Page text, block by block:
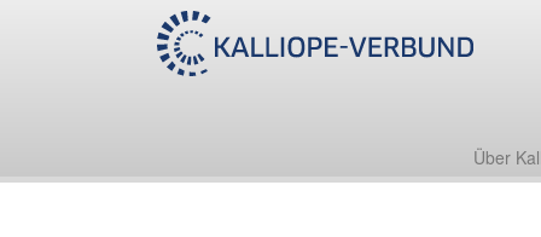
Über